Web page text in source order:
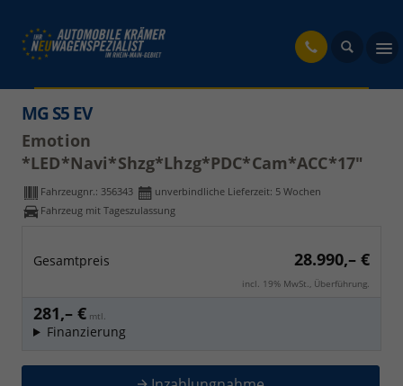
MG S5 EV
Emotion
*LED*Navi*Shzg*Lhzg*PDC*Cam*ACC*17"
Fahrzeugnr.: 356343 unverbindliche Lieferzeit: 5 Wochen
Fahrzeug mit Tageszulassung
Gesamtpreis 28.990,– €
incl. 19% MwSt., Überführung.
281,– € mtl.
Finanzierung